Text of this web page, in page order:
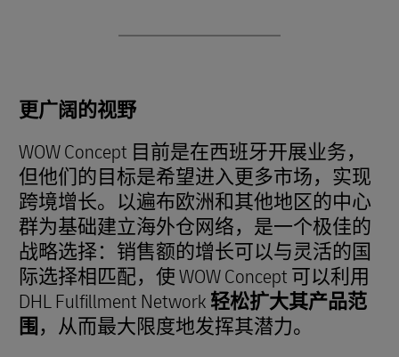
更广阔的视野
WOW Concept 目前是在西班牙开展业务，
但他们的目标是希望进入更多市场，实现
跨境增长。以遍布欧洲和其他地区的中心
群为基础建立海外仓网络，是一个极佳的
战略选择：销售额的增长可以与灵活的国
际选择相匹配，使 WOW Concept 可以利用
DHL Fulfillment Network 轻松扩大其产品范
围 ，从而最大限度地发挥其潜力。